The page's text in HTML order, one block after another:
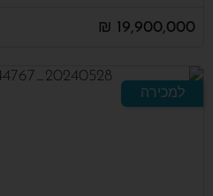
19,900,000 ₪
למכירה